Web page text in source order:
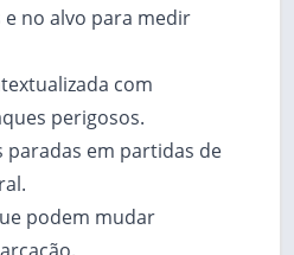
e no alvo para medir
com
perigosos.
paradas em partidas de
podem mudar